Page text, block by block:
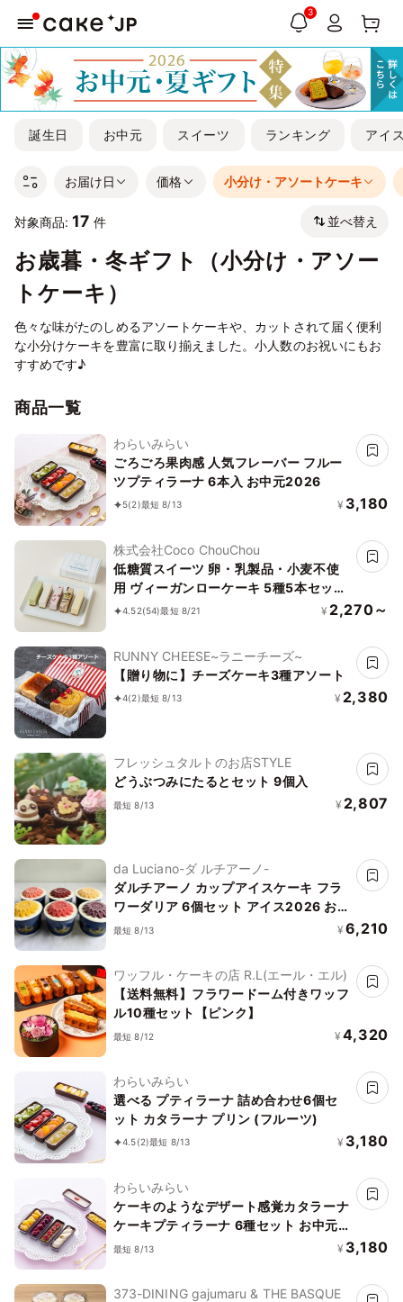
3
誕生日 お中元 スイーツ ランキング アイ
お届け日 価格 小分け・アソートケーキ
対象商品: 17 件 並べ替え
お歳暮・冬ギフト（小分け・アソー
トケーキ）
色々な味がたのしめるアソートケーキや、カットされて届く便利
な小分けケーキを豊富に取り揃えました。小人数のお祝いにもお
すすめです♪
商品一覧
わらいみらい
ごろごろ果肉感 人気フレーバー フルー
ツプティラーナ 6本入 お中元2026
5(2)最短 8/13 ¥ 3,180
株式会社Coco ChouChou
低糖質スイーツ 卵・乳製品・小麦不使
用 ヴィーガンローケーキ 5種5本セット
《ヴィーガンスイーツ》《ロースイー
4.52(54)最短 8/21 ¥ 2,270～
RUNNY CHEESE~ラニーチーズ~
【贈り物に】チーズケーキ3種アソート
4(2)最短 8/13 ¥ 2,380
フレッシュタルトのお店STYLE
どうぶつみにたるとセット 9個入
最短 8/13 ¥ 2,807
da Luciano-ダ ルチアーノ-
ダルチアーノ カップアイスケーキ フラ
ワーダリア 6個セット アイス2026 お中
元2026
最短 8/13 ¥ 6,210
ワッフル・ケーキの店 R.L(エール・エル)
【送料無料】フラワードーム付きワッフ
ル10種セット【ピンク】
最短 8/12 ¥ 4,320
わらいみらい
選べる プティラーナ 詰め合わせ6個セ
ット カタラーナ プリン (フルーツ)
4.5(2)最短 8/13 ¥ 3,180
わらいみらい
ケーキのようなデザート感覚カタラーナ
ケーキプティラーナ 6種セット お中元
2026
最短 8/13 ¥ 3,180
373-DINING gajumaru & THE BASQUE